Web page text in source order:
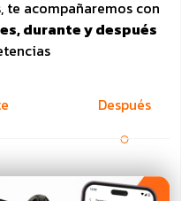
te acompañaremos con
durante y después
Después